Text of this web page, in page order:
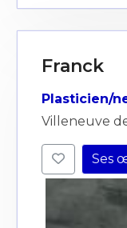
Franck
Plasticien/
Villeneuve
Ses